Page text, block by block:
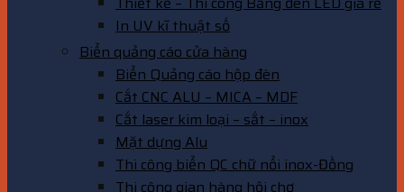
In UV kĩ thuật số
Biển quảng cáo cửa hàng
Biển Quảng cáo hộp đèn
Cắt CNC ALU – MICA – MDF
Cắt laser kim loại – sắt – inox
Mặt dựng Alu
Thi công biển QC chữ nổi inox-Đồng
Thi công gian hàng hội chợ